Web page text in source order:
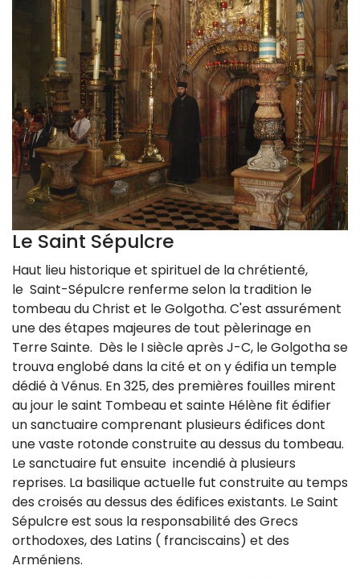
Le Saint Sépulcre
Haut lieu historique et spirituel de la chrétienté,
le Saint-Sépulcre renferme selon la tradition le
tombeau du Christ et le Golgotha. C'est assurément
une des étapes majeures de tout pèlerinage en
Terre Sainte. Dès le I siècle après J-C, le Golgotha se
trouva englobé dans la cité et on y édifia un temple
dédié à Vénus. En 325, des premières fouilles mirent
au jour le saint Tombeau et sainte Hélène fit édifier
un sanctuaire comprenant plusieurs édifices dont
une vaste rotonde construite au dessus du tombeau.
Le sanctuaire fut ensuite incendié à plusieurs
reprises. La basilique actuelle fut construite au temps
des croisés au dessus des édifices existants. Le Saint
Sépulcre est sous la responsabilité des Grecs
orthodoxes, des Latins ( franciscains) et des
Arméniens.